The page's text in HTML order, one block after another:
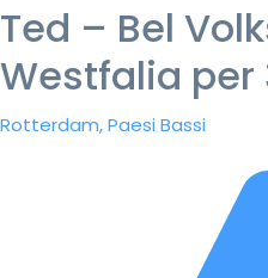
Ted – Bel
Westfalia per
Rotterdam, Paesi Bassi